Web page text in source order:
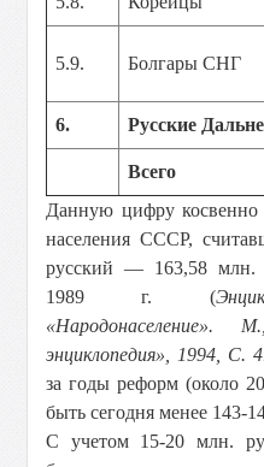
5.9. Болгары СНГ
6. Русские
Всего
Данную цифру косвенно
населения СССР,
русский — 163,58 млн.
1989 г. (
«Народонаселение».
энциклопедия», 1994, С.
за годы реформ (около
быть сегодня менее 143-
С учетом 15-20 млн.